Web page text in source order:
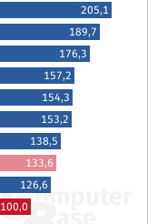
205,1
189,7
176,3
157,2
154,3
153,2
138,5
133,6
126,6
100,0